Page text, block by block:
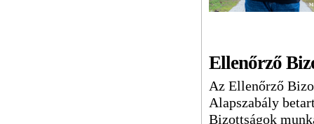
Ellenőrző
Az Ellenőrző
Alapszabály
Bizottságok